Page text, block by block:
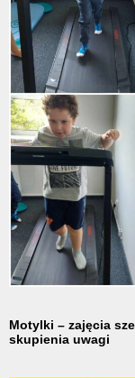
Motylki – zajęcia
skupienia uwagi